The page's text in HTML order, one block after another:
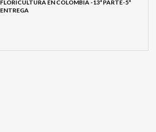
FLORICULTURA EN COLOMBIA -13ª PARTE-5ª
ENTREGA